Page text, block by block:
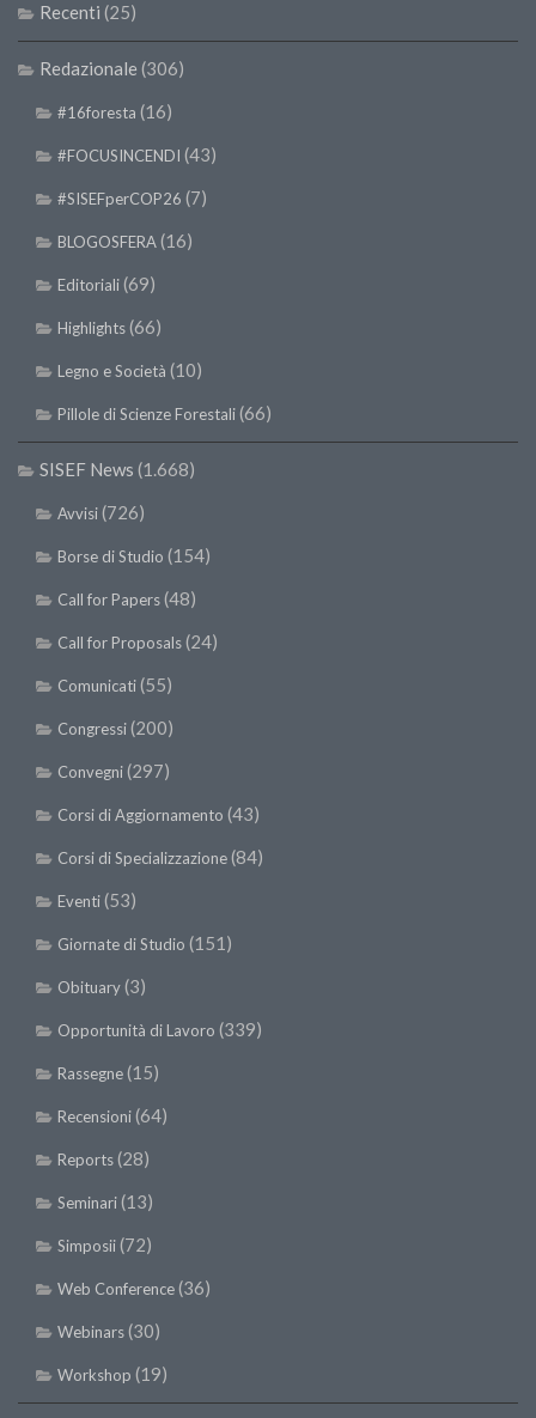
Recenti (25)
Redazionale (306)
#16foresta (16)
#FOCUSINCENDI (43)
#SISEFperCOP26 (7)
BLOGOSFERA(16)
Editoriali(69)
Highlights(66)
Legno e Società (10)
Pillole di Scienze Forestali(66)
SISEF News (1.668)
Avvisi(726)
Borse di Studio (154)
Call for Papers(48)
Call for Proposals(24)
Comunicati(55)
Congressi(200)
Convegni(297)
Corsi di Aggiornamento (43)
Corsi di Specializzazione(84)
Eventi(53)
Giornate di Studio (151)
Obituary(3)
Opportunità di Lavoro (339)
Rassegne(15)
Recensioni(64)
Reports(28)
Seminari(13)
Simposii(72)
Web Conference(36)
Webinars(30)
Workshop (19)